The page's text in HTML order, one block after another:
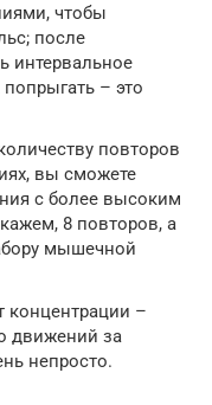
чтобы
после
интервальное
– это
повторов
вы сможете
с более высоким
8 повторов, а
мышечной
концентрации –
движений за
непросто.